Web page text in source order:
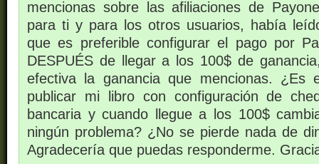
mencionas sobre las afiliaciones de
para ti y para los otros usuarios, había
que es preferible configurar el pago por
DESPUÉS de llegar a los 100$ de
efectiva la ganancia que mencionas. ¿Es
publicar mi libro con configuración de
bancaria y cuando llegue a los 100$
ningún problema? ¿No se pierde nada de
Agradecería que puedas responderme.